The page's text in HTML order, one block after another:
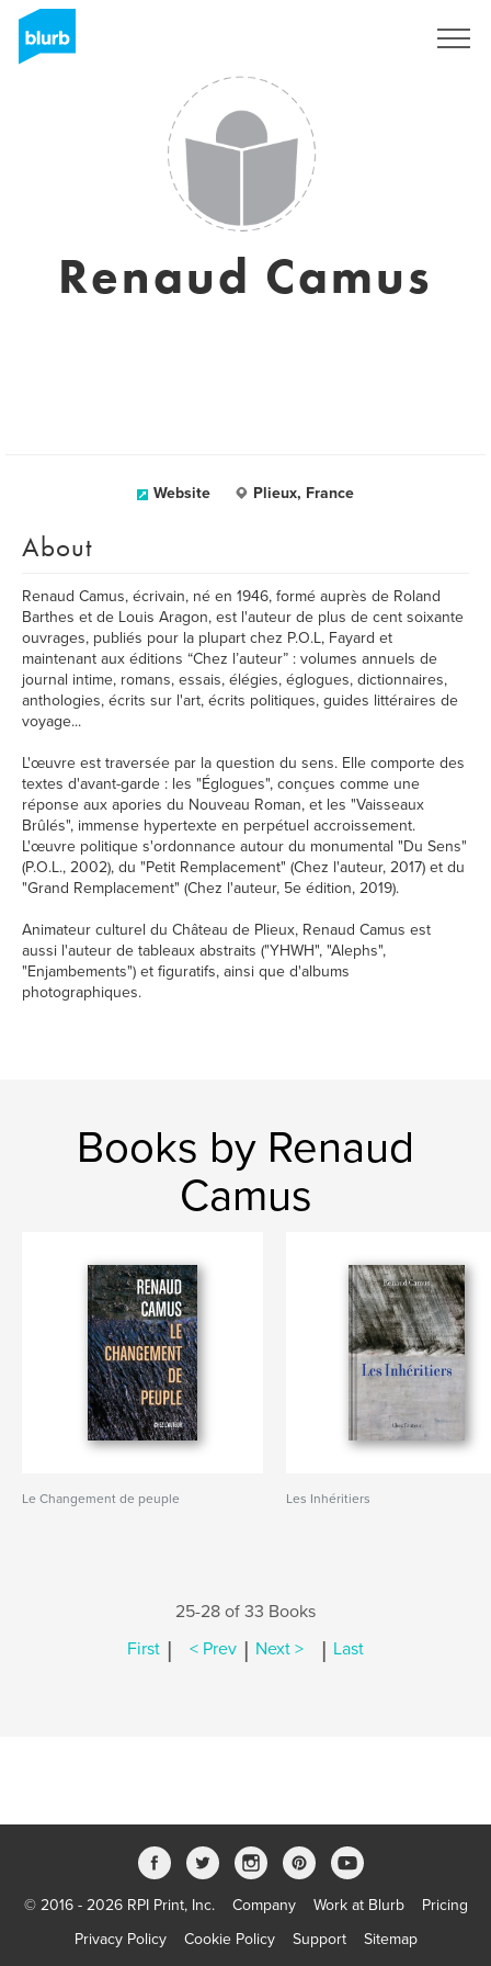
Renaud Camus
Website Plieux, France
About
Renaud Camus, écrivain, né en 1946, formé auprès de Roland
Barthes et de Louis Aragon, est l'auteur de plus de cent soixante
ouvrages, publiés pour la plupart chez P.O.L, Fayard et
maintenant aux éditions “Chez l’auteur” : volumes annuels de
journal intime, romans, essais, élégies, églogues, dictionnaires,
anthologies, écrits sur l'art, écrits politiques, guides littéraires de
voyage...
L'œuvre est traversée par la question du sens. Elle comporte des
textes d'avant-garde : les "Églogues", conçues comme une
réponse aux apories du Nouveau Roman, et les "Vaisseaux
Brûlés", immense hypertexte en perpétuel accroissement.
L'œuvre politique s'ordonnance autour du monumental "Du Sens"
(P.O.L., 2002), du "Petit Remplacement" (Chez l'auteur, 2017) et du
"Grand Remplacement" (Chez l'auteur, 5e édition, 2019).
Animateur culturel du Château de Plieux, Renaud Camus est
aussi l'auteur de tableaux abstraits ("YHWH", "Alephs",
"Enjambements") et figuratifs, ainsi que d'albums
photographiques.
Books by Renaud
Camus
Le Changement de peuple Les Inhéritiers
25-28 of 33 Books
First | < Prev | Next > | Last
© 2016 - 2026 RPI Print, Inc. Company Work at Blurb
Pricing
Privacy Policy
Cookie Policy Support Sitemap